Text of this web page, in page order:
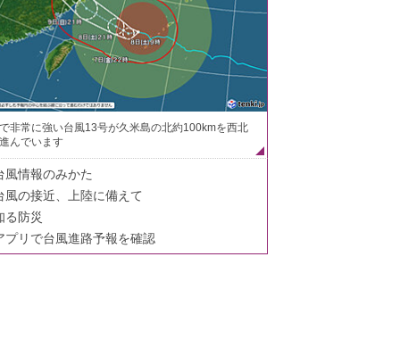
非常に強い台風13号が久米島の北約100kmを西北
んでいます
風情報のみかた
風の接近、上陸に備えて
る防災
プリで台風進路予報を確認